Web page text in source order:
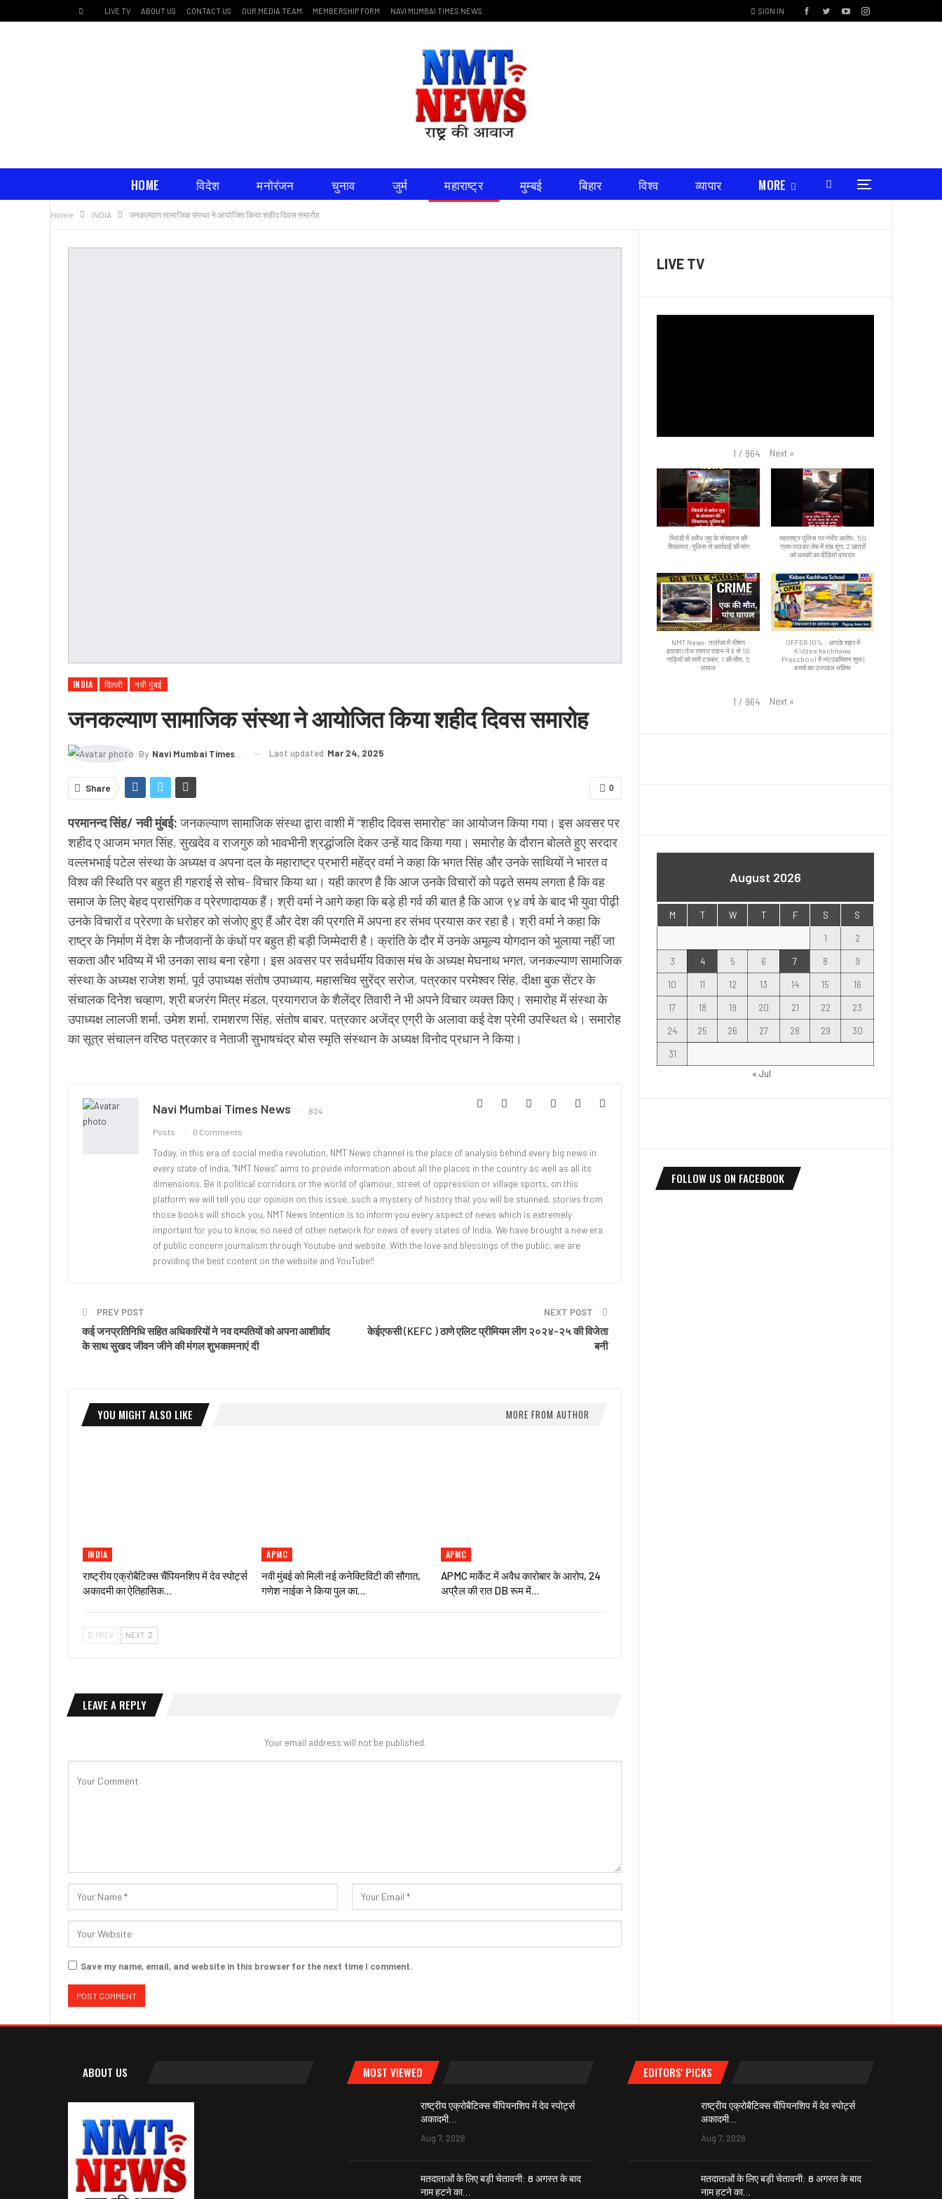
SIGN IN
LIVE TV ABOUT US CONTACT US OUR MEDIA TEAM MEMBERSHIP FORM NAVI MUMBAI TIMES NEWS
HOME विदेश मनोरंजन चुनाव जुर्म महाराष्ट्र मुम्बई बिहार विश्व व्यापार MORE
Home INDIA जनकल्याण सामाजिक संस्था ने आयोजित किया शहीद दिवस समारोह
INDIA दिल्ली नवी मुंबई
जनकल्याण सामाजिक संस्था ने आयोजित किया शहीद दिवस समारोह
By Navi Mumbai Times News Last updated Mar 24, 2025
0
Share
परमानन्द सिंह/ नवी मुंबई:जनकल्याण सामाजिक संस्था द्वारा वाशी में “शहीद दिवस समारोह” का आयोजन किया गया। इस अवसर पर
शहीद ए आजम भगत सिंह, सुखदेव व राजगुरु को भावभीनी श्रद्धांजलि देकर उन्हें याद किया गया। समारोह के दौरान बोलते हुए सरदार
वल्लभभाई पटेल संस्था के अध्यक्ष व अपना दल के महाराष्ट्र प्रभारी महेंद्र वर्मा ने कहा कि भगत सिंह और उनके साथियों ने भारत व
विश्व की स्थिति पर बहुत ही गहराई से सोच- विचार किया था। यही कारण है कि आज उनके विचारों को पढ़ते समय लगता है कि वह
समाज के लिए बेहद प्रासंगिक व प्रेरणादायक हैं। श्री वर्मा ने आगे कहा कि बड़े ही गर्व की बात है कि आज ९४ वर्ष के बाद भी युवा पीढ़ी
उनके विचारों व प्रेरणा के धरोहर को संजोए हुए हैं और देश की प्रगति में अपना हर संभव प्रयास कर रहा है। श्री वर्मा ने कहा कि
राष्ट्र के निर्माण में देश के नौजवानों के कंधों पर बहुत ही बड़ी जिम्मेदारी है। क्रांति के दौर में उनके अमूल्य योगदान को भुलाया नहीं जा
सकता और भविष्य में भी उनका साथ बना रहेगा। इस अवसर पर सर्वधर्मीय विकास मंच के अध्यक्ष मेघनाथ भगत, जनकल्याण सामाजिक
संस्था के अध्यक्ष राजेश शर्मा, पूर्व उपाध्यक्ष संतोष उपाध्याय, महासचिव सुरेंद्र सरोज, पत्रकार परमेश्वर सिंह, दीक्षा बुक सेंटर के
संचालक दिनेश चव्हाण, श्री बजरंग मित्र मंडल, प्रयागराज के शैलेंद्र तिवारी ने भी अपने विचार व्यक्त किए। समारोह में संस्था के
उपाध्यक्ष लालजी शर्मा, उमेश शर्मा, रामशरण सिंह, संतोष बाबर, पत्रकार अजेंद्र एग्री के अलावा कई देश प्रेमी उपस्थित थे। समारोह
का सूत्र संचालन वरिष्ठ पत्रकार व नेताजी सुभाषचंद्र बोस स्मृति संस्थान के अध्यक्ष विनोद प्रधान ने किया।
Navi Mumbai Times News 824
Posts 0 Comments
Today, in this era of social media revolution, NMT News channel is the place of analysis behind every big news in
every state of India, "NMT News" aims to provide information about all the places in the country as well as all its
dimensions. Be it political corridors or the world of glamour, street of oppression or village sports, on this
platform we will tell you our opinion on this issue, such a mystery of history that you will be stunned, stories from
those books will shock you, NMT News Intention is to inform you every aspect of news which is extremely
important for you to know, no need of other network for news of every states of India. We have brought a new era
of public concern journalism through Youtube and website. With the love and blessings of the public, we are
providing the best content on the website and YouTube!!
PREV POST
कई जनप्रतिनिधि सहित अधिकारियों ने नव दम्पतियों को अपना आशीर्वाद
के साथ सुखद जीवन जीने की मंगल शुभकामनाएं दी
NEXT POST
केईएफसी (KEFC ) ठाणे एलिट प्रीमियम लीग २०२४-२५ की विजेता
बनी
YOU MIGHT ALSO LIKE MORE FROM AUTHOR
INDIA
राष्ट्रीय एक्रोबैटिक्स चैंपियनशिप में देव स्पोर्ट्स
अकादमी का ऐतिहासिक…
APMC
नवी मुंबई को मिली नई कनेक्टिविटी की सौगात,
गणेश नाईक ने किया पुल का…
APMC
APMC मार्केट में अवैध कारोबार के आरोप, 24
अप्रैल की रात DB रूम में…
PREV NEXT
LEAVE A REPLY
Your email address will not be published.
Save my name, email, and website in this browser for the next time I comment.
LIVE TV
1 / 964 Next »
भिवंडी में अवैध जुए के संचालन की
शिकायत, पुलिस से कार्रवाई की मांग
महाराष्ट्र पुलिस पर गंभीर आरोप: 50
ग्राम पाउडर जेब में रख दूंगा, 2 छात्रों
को धमकी का वीडियो वायरल
NMT News: तलोजा में भीषण
हादसा | तेज रफ्तार वाहन ने 8 से 10
गाड़ियों को मारी टक्कर, 1 की मौत, 5
घायल
OFFER 10% : आपके शहर में
Kidzee kachhawa
Preschool में नए एडमिशन शुरू |
बच्चों का उज्ज्वल भविष्य
1 / 964 Next »
August 2026
M T W T F S S
1 2
3 4 5 6 7 8 9
10 11 12 13 14 15 16
17 18 19 20 21 22 23
24 25 26 27 28 29 30
31
« Jul
FOLLOW US ON FACEBOOK
ABOUT US MOST VIEWED
राष्ट्रीय एक्रोबैटिक्स चैंपियनशिप में देव स्पोर्ट्स
अकादमी…
Aug 7, 2026
मतदाताओं के लिए बड़ी चेतावनी: 8 अगस्त के बाद
नाम हटने का…
EDITORS' PICKS
राष्ट्रीय एक्रोबैटिक्स चैंपियनशिप में देव स्पोर्ट्स
अकादमी…
Aug 7, 2026
मतदाताओं के लिए बड़ी चेतावनी: 8 अगस्त के बाद
नाम हटने का…